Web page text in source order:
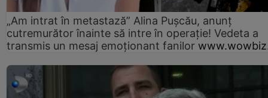
„Am intrat în metastază” Alina Pușcău, anunț
cutremurător înainte să intre în operație! Vedeta a
transmis un mesaj emoționant fanilor